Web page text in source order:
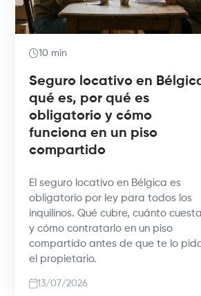
10 min
Seguro locativo en
qué es, por qué es
obligatorio y cómo
funciona en un piso
compartido
El seguro locativo en Bélgica es
obligatorio por ley para todos los
inquilinos. Qué cubre, cuánto cuesta
y cómo contratarlo en un piso
compartido antes de que te lo
el propietario.
13/07/2026